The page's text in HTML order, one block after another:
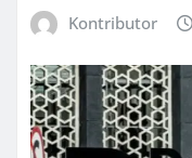
Kontributor